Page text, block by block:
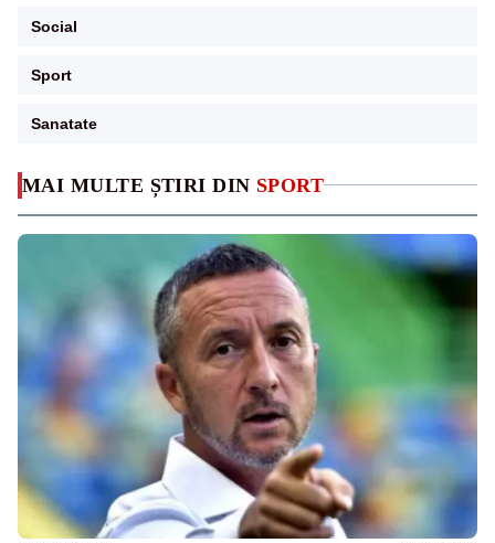
MAI MULTE ȘTIRI DIN SPORT
Social
Sport
Sanatate